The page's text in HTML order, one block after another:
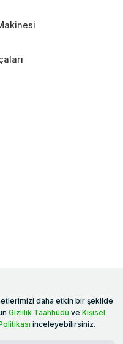
Sokak No:2/1 19 Mayıs
daha etkin bir şekilde
Gizlilik Taahhüdü ve Kişisel
inceleyebilirsiniz.